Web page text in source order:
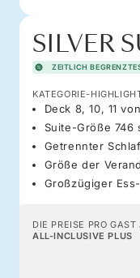
SILVER
ZEITLICH
KATEGORIE-
Deck 8, 10, 11 von
Suite-Größe 746
Getrennter
Größe der
Großzügiger
DIE PREISE PRO GAST
ALL-INCLUSIVE PLUS